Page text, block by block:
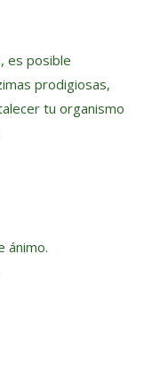
es posible
prodigiosas,
tu organismo
ánimo.